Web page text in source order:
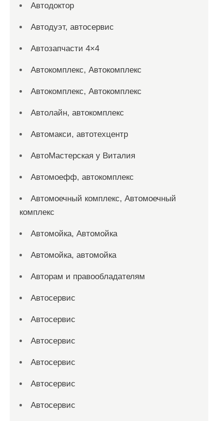
Автодоктор
Автодуэт, автосервис
Автозапчасти 4×4
Автокомплекс, Автокомплекс
Автокомплекс, Автокомплекс
Автолайн, автокомплекс
Автомакси, автотехцентр
АвтоМастерская у Виталия
Автомоефф, автокомплекс
Автомоечный комплекс, Автомоечный
комплекс
Автомойка, Автомойка
Автомойка, автомойка
Авторам и правообладателям
Автосервис
Автосервис
Автосервис
Автосервис
Автосервис
Автосервис